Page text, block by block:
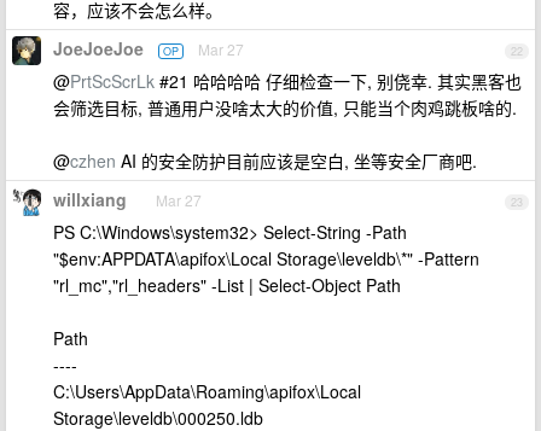
容，应该不会怎么样。
22
JoeJoeJoe OP Mar 27
@PrtScScrLk #21 哈哈哈哈 仔细检查一下, 别侥幸. 其实黑客也
会筛选目标, 普通用户没啥太大的价值, 只能当个肉鸡跳板啥的.
@czhen AI 的安全防护目前应该是空白, 坐等安全厂商吧.
23
willxiang Mar 27
PS C:\Windows\system32> Select-String -Path
"$env:APPDATA\apifox\Local Storage\leveldb\*" -Pattern
"rl_mc","rl_headers" -List | Select-Object Path
Path
----
C:\Users\AppData\Roaming\apifox\Local
Storage\leveldb\000250.ldb